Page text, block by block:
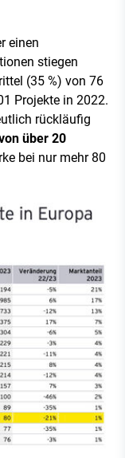
einen
stiegen
(35 %) von 76
Projekte in 2022.
rückläufig
über 20
bei nur mehr 80